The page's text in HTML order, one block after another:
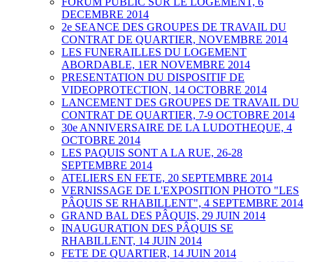
DECEMBRE 2014
2e SEANCE DES GROUPES DE TRAVAIL DU
CONTRAT DE QUARTIER, NOVEMBRE 2014
LES FUNERAILLES DU LOGEMENT
ABORDABLE, 1ER NOVEMBRE 2014
PRESENTATION DU DISPOSITIF DE
VIDEOPROTECTION, 14 OCTOBRE 2014
LANCEMENT DES GROUPES DE TRAVAIL DU
CONTRAT DE QUARTIER, 7-9 OCTOBRE 2014
30e ANNIVERSAIRE DE LA LUDOTHEQUE, 4
OCTOBRE 2014
LES PAQUIS SONT A LA RUE, 26-28
SEPTEMBRE 2014
ATELIERS EN FETE, 20 SEPTEMBRE 2014
VERNISSAGE DE L'EXPOSITION PHOTO "LES
PÂQUIS SE RHABILLENT", 4 SEPTEMBRE 2014
GRAND BAL DES PÂQUIS, 29 JUIN 2014
INAUGURATION DES PÂQUIS SE
RHABILLENT, 14 JUIN 2014
FETE DE QUARTIER, 14 JUIN 2014